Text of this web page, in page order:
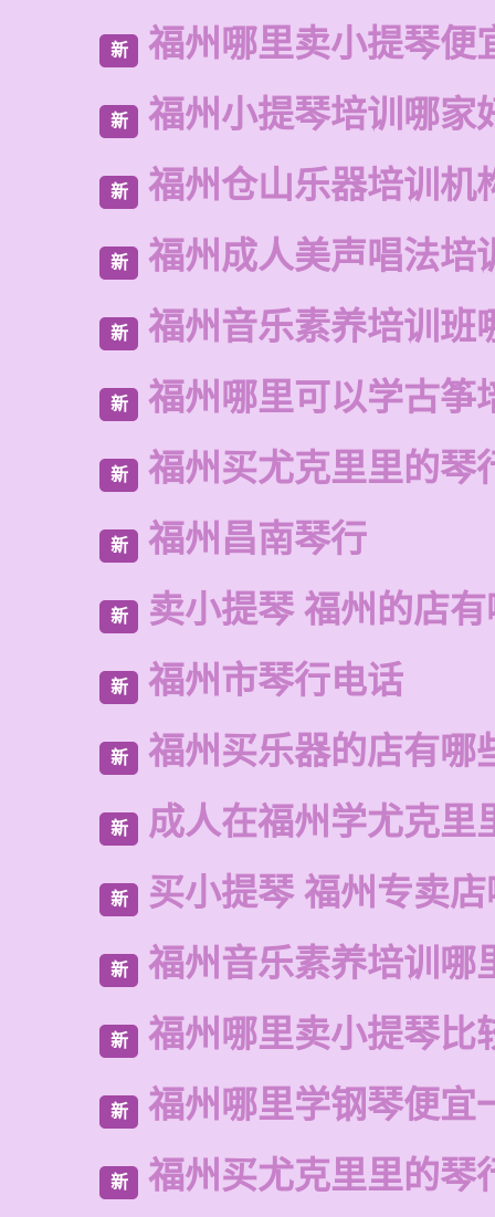
新 福州哪里卖小提琴便
新 福州小提琴培训哪家
新 福州仓山乐器培训机
新 福州成人美声唱法培
新 福州音乐素养培训班
新 福州哪里可以学古筝
新 福州买尤克里里的琴
新 福州昌南琴行
新 卖小提琴 福州的店
新 福州市琴行电话
新 福州买乐器的店有哪
新 成人在福州学尤克里
新 买小提琴 福州专卖
新 福州音乐素养培训哪
新 福州哪里卖小提琴比
新 福州哪里学钢琴便宜
新 福州买尤克里里的琴